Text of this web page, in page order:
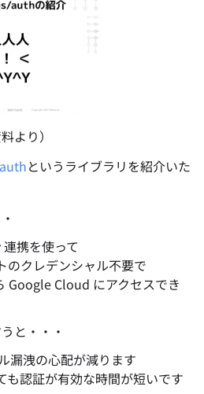
より）
というライブラリを紹介いた
携を使って
のクレデンシャル不要で
Google Cloud にアクセスでき
と・・・
漏洩の心配が減ります
も認証が有効な時間が短いです